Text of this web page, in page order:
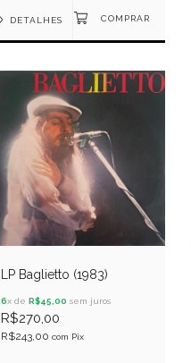
DETALHES
LP Baglietto (1983)
6x de R$45,00 sem juros
R$270,00
R$243,00 com Pix